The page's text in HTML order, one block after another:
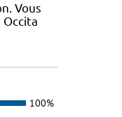
Vous
100%